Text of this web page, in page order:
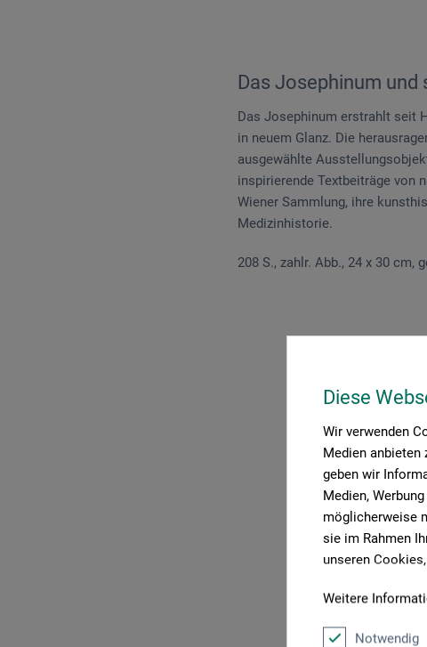
Diese
Wir verwenden
Medien anbieten
geben wir
Medien,
möglicherweise
sie im Rahmen
unseren
Weitere
Notwendig
Das Josephinum
Das Josephinum erstrahlt seit
in neuem Glanz. Die
ausgewählte
inspirierende Textbeiträge von
Wiener Sammlung, ihre
Medizinhistorie.
208 S., zahlr. Abb., 24 x 30 cm,